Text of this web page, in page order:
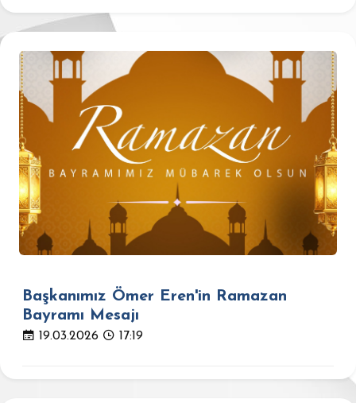
Başkanımız Ömer Eren'in Ramazan
Bayramı Mesajı
19.03.2026 17:19